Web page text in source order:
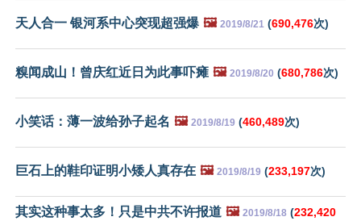
天人合一 银河系中心突现超强爆 🖼️ 2019/8/21 (690,476次)
糗闻成山！曾庆红近日为此事吓瘫 🖼️ 2019/8/20 (680,786次)
小笑话：薄一波给孙子起名 🖼️ 2019/8/19 (460,489次)
巨石上的鞋印证明小矮人真存在 🖼️ 2019/8/19 (233,197次)
其实这种事太多！只是中共不许报道 🖼️ 2019/8/18 (232,420